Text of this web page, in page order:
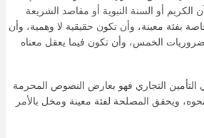
الكريم أو السنة النبوية أو مقاصد الشريعة
خاصة بفئة معينة، وأن تكون حقيقية لا وهمية، وأن
الخمس، وأن تكون فيما يعقل معناه
التأمين التجاري فهو يعارض النصوص المحرمة
ويحقق المصلحة لفئة معينة ومخل بالأمر